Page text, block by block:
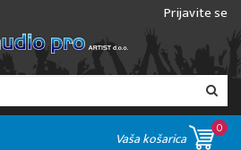
Prijavite se
Vaša košarica
0